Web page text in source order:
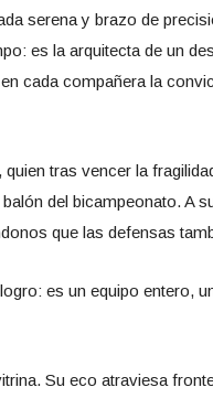
serena y brazo de
es la arquitecta de un
cada compañera la
tras vencer la
del bicampeonato. A
que las defensas
es un equipo entero,
Su eco atraviesa